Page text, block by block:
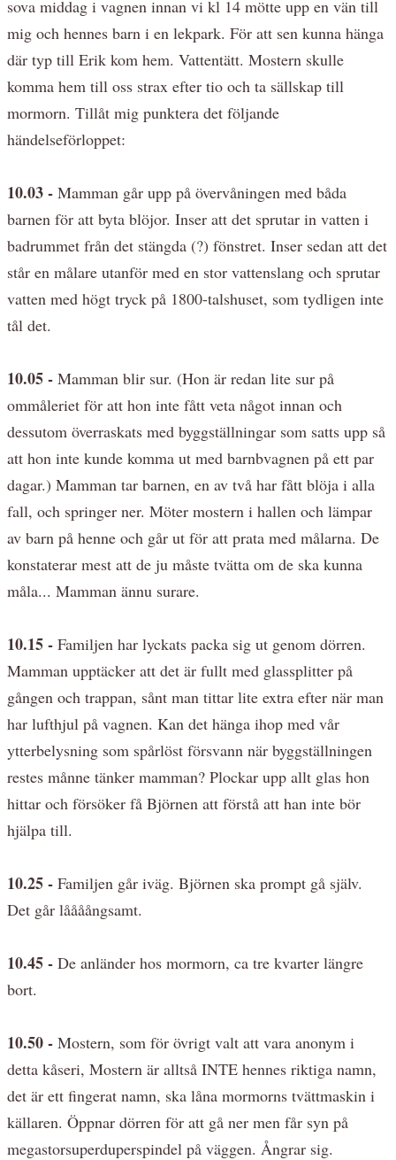
sova middag i vagnen innan vi kl 14 mötte upp en vän till
mig och hennes barn i en lekpark. För att sen kunna hänga
där typ till Erik kom hem. Vattentätt. Mostern skulle
komma hem till oss strax efter tio och ta sällskap till
mormorn. Tillåt mig punktera det följande
händelseförloppet:
10.03 - Mamman går upp på övervåningen med båda
barnen för att byta blöjor. Inser att det sprutar in vatten i
badrummet från det stängda (?) fönstret. Inser sedan att det
står en målare utanför med en stor vattenslang och sprutar
vatten med högt tryck på 1800-talshuset, som tydligen inte
tål det.
10.05 - Mamman blir sur. (Hon är redan lite sur på
ommåleriet för att hon inte fått veta något innan och
dessutom överraskats med byggställningar som satts upp så
att hon inte kunde komma ut med barnbvagnen på ett par
dagar.) Mamman tar barnen, en av två har fått blöja i alla
fall, och springer ner. Möter mostern i hallen och lämpar
av barn på henne och går ut för att prata med målarna. De
konstaterar mest att de ju måste tvätta om de ska kunna
måla... Mamman ännu surare.
10.15 - Familjen har lyckats packa sig ut genom dörren.
Mamman upptäcker att det är fullt med glassplitter på
gången och trappan, sånt man tittar lite extra efter när man
har lufthjul på vagnen. Kan det hänga ihop med vår
ytterbelysning som spårlöst försvann när byggställningen
restes månne tänker mamman? Plockar upp allt glas hon
hittar och försöker få Björnen att förstå att han inte bör
hjälpa till.
10.25 - Familjen går iväg. Björnen ska prompt gå själv.
Det går låååångsamt.
10.45 - De anländer hos mormorn, ca tre kvarter längre
bort.
10.50 - Mostern, som för övrigt valt att vara anonym i
detta kåseri, Mostern är alltså INTE hennes riktiga namn,
det är ett fingerat namn, ska låna mormorns tvättmaskin i
källaren. Öppnar dörren för att gå ner men får syn på
megastorsuperduperspindel på väggen. Ångrar sig.